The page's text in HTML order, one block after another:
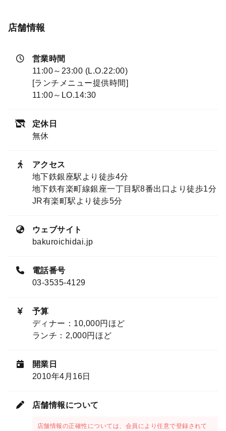
店舗情報
営業時間
11:00～23:00 (L.O.22:00)
[ランチメニュー提供時間]
11:00～LO.14:30
定休日
無休
アクセス
地下鉄銀座駅より徒歩4分
地下鉄有楽町線銀座一丁目駅8番出口より徒歩1分
JR有楽町駅より徒歩5分
ウェブサイト
bakuroichidai.jp
電話番号
03-3535-4129
予算
ディナー：10,000円ほど
ランチ：2,000円ほど
開業日
2010年4月16日
店舗情報について
店舗情報の正確性については、会員により任意で登録されて